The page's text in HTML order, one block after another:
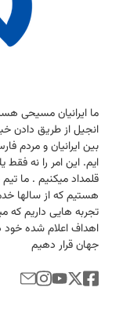
ما ایرانیان مسیحی
انجیل از طریق دادن
بین ایرانیان و مردم
ایم. این امر را نه
قلمداد میكنیم . ما
هستیم كه از سالها
تجربه هایی داریم كه
اهداف اعلام شده خود
جهان قرار دهیم